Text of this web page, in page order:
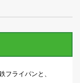
フライパンと、